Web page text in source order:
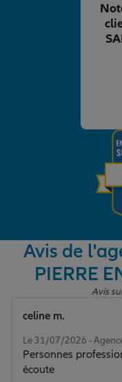
Investissements
Changer de
Préparer l’avenir
Assurance auto
Garantie des
Protection
Retraite
Avis de
PIERRE
Avis
Le 31/07/2026 -
Personnes
écoute
celine m.